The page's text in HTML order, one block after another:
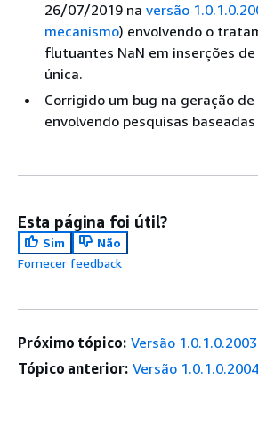
26/07/2019 na versão
mecanismo) envolvendo o
flutuantes NaN em inserções
única.
Corrigido um bug na geração
envolvendo pesquisas
Esta página foi útil?
Sim
Não
Fornecer feedback
Próximo tópico: Versão
Tópico anterior: Versão